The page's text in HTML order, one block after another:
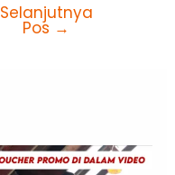
Selanjutnya
Pos →